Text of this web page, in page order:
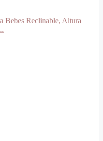
Bebes Reclinable, Altura